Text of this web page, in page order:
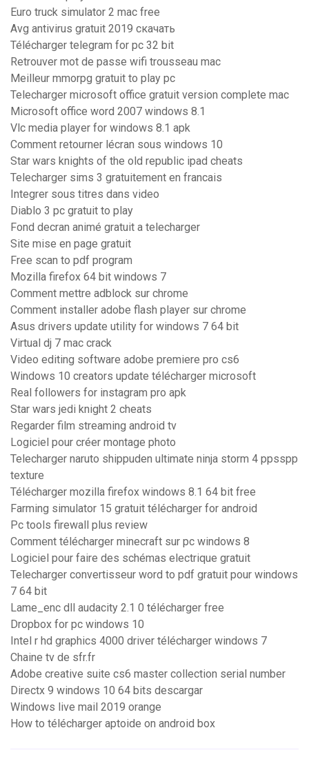
Euro truck simulator 2 mac free
Avg antivirus gratuit 2019 скачать
Télécharger telegram for pc 32 bit
Retrouver mot de passe wifi trousseau mac
Meilleur mmorpg gratuit to play pc
Telecharger microsoft office gratuit version complete mac
Microsoft office word 2007 windows 8.1
Vlc media player for windows 8.1 apk
Comment retourner lécran sous windows 10
Star wars knights of the old republic ipad cheats
Telecharger sims 3 gratuitement en francais
Integrer sous titres dans video
Diablo 3 pc gratuit to play
Fond decran animé gratuit a telecharger
Site mise en page gratuit
Free scan to pdf program
Mozilla firefox 64 bit windows 7
Comment mettre adblock sur chrome
Comment installer adobe flash player sur chrome
Asus drivers update utility for windows 7 64 bit
Virtual dj 7 mac crack
Video editing software adobe premiere pro cs6
Windows 10 creators update télécharger microsoft
Real followers for instagram pro apk
Star wars jedi knight 2 cheats
Regarder film streaming android tv
Logiciel pour créer montage photo
Telecharger naruto shippuden ultimate ninja storm 4 ppsspp
texture
Télécharger mozilla firefox windows 8.1 64 bit free
Farming simulator 15 gratuit télécharger for android
Pc tools firewall plus review
Comment télécharger minecraft sur pc windows 8
Logiciel pour faire des schémas electrique gratuit
Telecharger convertisseur word to pdf gratuit pour windows
7 64 bit
Lame_enc dll audacity 2.1 0 télécharger free
Dropbox for pc windows 10
Intel r hd graphics 4000 driver télécharger windows 7
Chaine tv de sfr.fr
Adobe creative suite cs6 master collection serial number
Directx 9 windows 10 64 bits descargar
Windows live mail 2019 orange
How to télécharger aptoide on android box